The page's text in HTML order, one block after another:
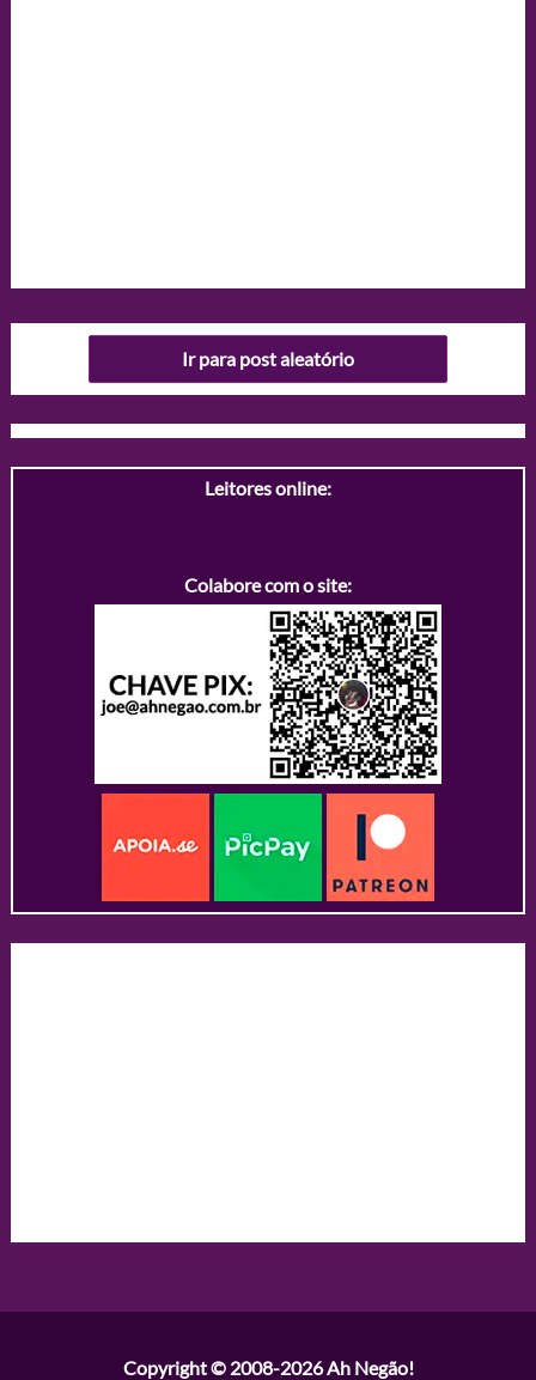
Ir para post aleatório
Leitores online:
Colabore com o site:
Copyright © 2008-2026Ah Negão!